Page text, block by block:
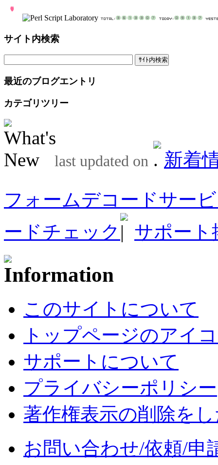
サイト内検索
最近のブログエントリ
カテゴリツリー
last updated on
新着
フォームデコードサー
ードチェック
サポート
このサイトについて
トップページのアイ
サポートについて
プライバシーポリシー
著作権表示の削除を
お問い合わせ/依頼/申